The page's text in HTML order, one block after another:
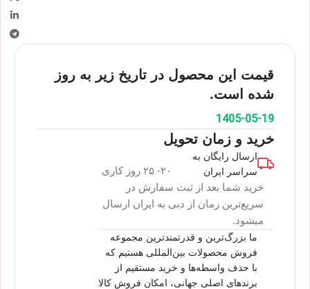
قیمت این محصول در تاریخ زیر به روز
شده است.
1405-05-19
خرید و زمان تحویل
ارسال رایگان به
سراسر ایران
۲۰- ۲۵ روز کاری
خرید شما بعد از ثبت سفارش در
سریع‌ترین زمان از دبی به ایران ارسال
میشود.
ما بزرگ‌ترین و قدرتمندترین مجموعه
فروش محصولات بین‌المللی هستیم که
با حذف واسطه‌ها و خرید مستقیم از
برندهای اصلی جهانی، امکان فروش کالا